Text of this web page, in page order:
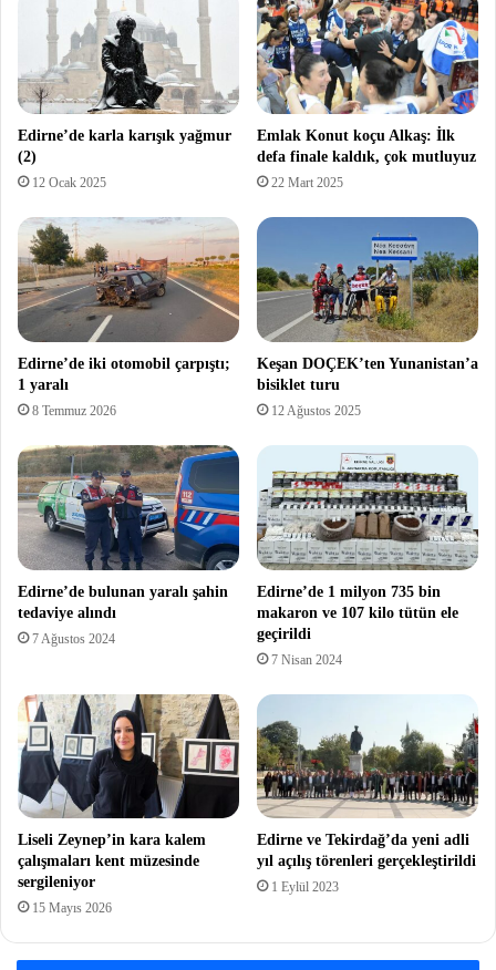
Edirne’de karla karışık yağmur
(2)
12 Ocak 2025
Emlak Konut koçu Alkaş: İlk
defa finale kaldık, çok mutluyuz
22 Mart 2025
Edirne’de iki otomobil çarpıştı;
1 yaralı
8 Temmuz 2026
Keşan DOÇEK’ten Yunanistan’a
bisiklet turu
12 Ağustos 2025
Edirne’de bulunan yaralı şahin
tedaviye alındı
7 Ağustos 2024
Edirne’de 1 milyon 735 bin
makaron ve 107 kilo tütün ele
geçirildi
7 Nisan 2024
Liseli Zeynep’in kara kalem
çalışmaları kent müzesinde
sergileniyor
15 Mayıs 2026
Edirne ve Tekirdağ’da yeni adli
yıl açılış törenleri gerçekleştirildi
1 Eylül 2023